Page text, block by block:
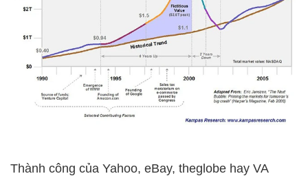
Thành công của Yahoo, eBay, theglobe hay VA